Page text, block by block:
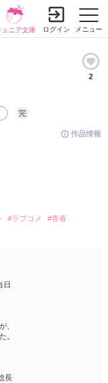
メニュー
ュニア文庫 ログイン
2
作品情報
完
#ラブコメ
#青春
日
、
。
長